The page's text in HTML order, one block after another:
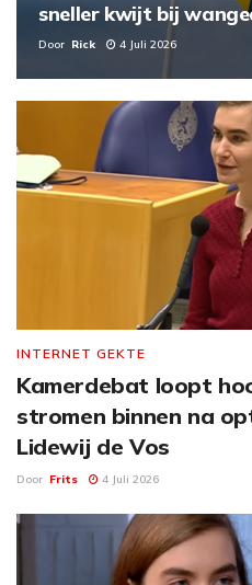
sneller kwijt bij
Door Rick 4 Juli 2026
INTERNET GEKTE
Kamerdebat loopt
stromen binnen na
Lidewij de Vos
Door Frits 4 Juli 2026